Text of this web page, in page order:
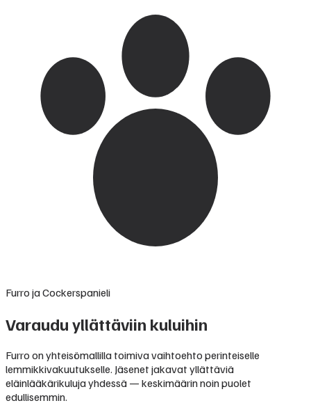
Furro ja Cockerspanieli
Varaudu yllättäviin kuluihin
Furro on yhteisömallilla toimiva vaihtoehto perinteiselle
lemmikkivakuutukselle. Jäsenet jakavat yllättäviä
eläinlääkärikuluja yhdessä — keskimäärin noin puolet
edullisemmin.